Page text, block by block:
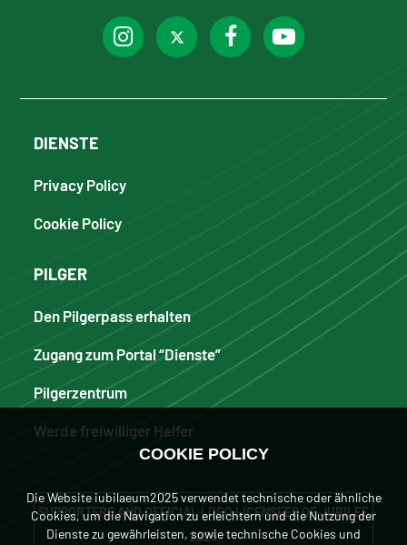
DIENSTE
Privacy Policy
Cookie Policy
PILGER
Den Pilgerpass erhalten
Zugang zum Portal “Dienste”
Pilgerzentrum
Werde freiwilliger Helfer
SUPPORTERS AND OFFICIAL LOGO LICENSEES OF JUBILEE
2025
COOKIE POLICY
Die Website iubilaeum2025 verwendet technische oder ähnliche
Cookies, um die Navigation zu erleichtern und die Nutzung der
Dienste zu gewährleisten, sowie technische Cookies und